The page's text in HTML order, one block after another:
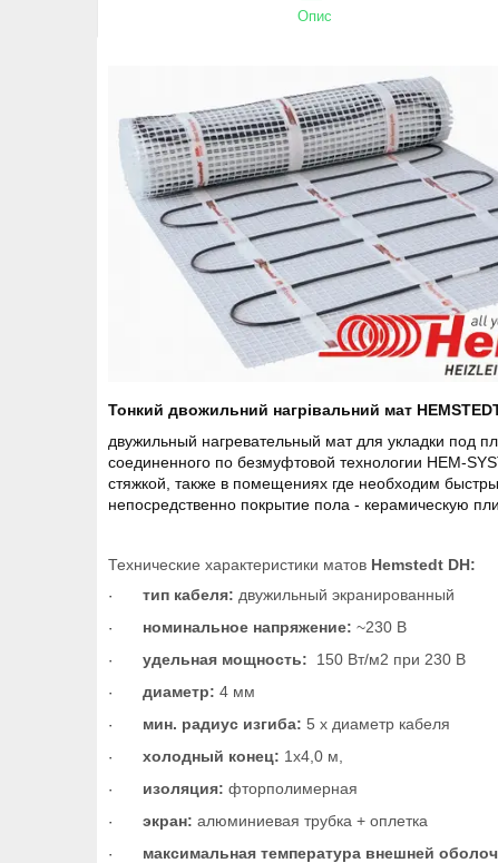
Опис
Тонкий двожильний нагрівальний мат
двужильный нагревательный мат для укладки под
соединенного по безмуфтовой технологии HEM-
стяжкой, также в помещениях где необходим
непосредственно покрытие пола - керамическую
Технические характеристики матов Hemstedt DH:
· тип кабеля: двужильный экранированный
· номинальное напряжение: ~230 В
· удельная мощность: 150 Вт/м2 при 230 В
· диаметр: 4 мм
· мин. радиус изгиба: 5 х диаметр кабеля
· холодный конец: 1х4,0 м,
· изоляция: фторполимерная
· экран: алюминиевая трубка + оплетка
· максимальная температура внешней